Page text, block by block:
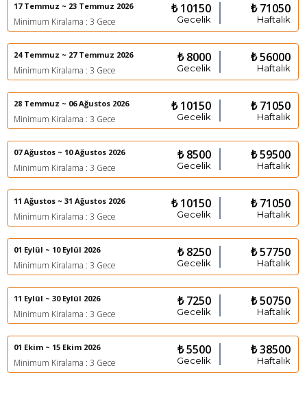
17 Temmuz ~ 23 Temmuz 2026
Minimum Kiralama : 3 Gece
₺ 10150
Gecelik
₺ 71050
Haftalık
24 Temmuz ~ 27 Temmuz 2026
Minimum Kiralama : 3 Gece
₺ 8000
Gecelik
₺ 56000
Haftalık
28 Temmuz ~ 06 Ağustos 2026
Minimum Kiralama : 3 Gece
₺ 10150
Gecelik
₺ 71050
Haftalık
07 Ağustos ~ 10 Ağustos 2026
Minimum Kiralama : 3 Gece
₺ 8500
Gecelik
₺ 59500
Haftalık
11 Ağustos ~ 31 Ağustos 2026
Minimum Kiralama : 3 Gece
₺ 10150
Gecelik
₺ 71050
Haftalık
01 Eylül ~ 10 Eylül 2026
Minimum Kiralama : 3 Gece
₺ 8250
Gecelik
₺ 57750
Haftalık
11 Eylül ~ 30 Eylül 2026
Minimum Kiralama : 3 Gece
₺ 7250
Gecelik
₺ 50750
Haftalık
01 Ekim ~ 15 Ekim 2026
Minimum Kiralama : 3 Gece
₺ 5500
Gecelik
₺ 38500
Haftalık